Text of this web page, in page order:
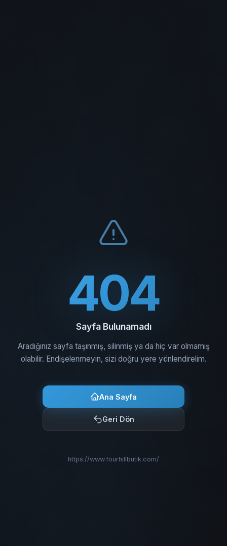
404
Sayfa Bulunamadı
Aradığınız sayfa taşınmış, silinmiş ya da hiç var olmamış
olabilir. Endişelenmeyin, sizi doğru yere yönlendirelim.
Ana Sayfa
Geri Dön
https://www.fourhillbutik.com/